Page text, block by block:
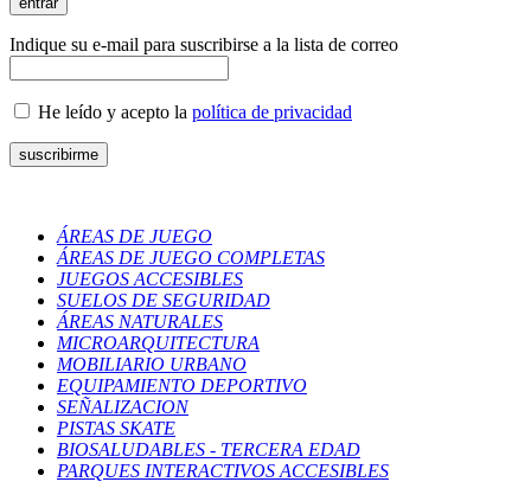
Indique su e-mail para suscribirse a la lista de correo
He leído y acepto la política de privacidad
ÁREAS DE JUEGO
ÁREAS DE JUEGO COMPLETAS
JUEGOS ACCESIBLES
SUELOS DE SEGURIDAD
ÁREAS NATURALES
MICROARQUITECTURA
MOBILIARIO URBANO
EQUIPAMIENTO DEPORTIVO
SEÑALIZACION
PISTAS SKATE
BIOSALUDABLES - TERCERA EDAD
PARQUES INTERACTIVOS ACCESIBLES